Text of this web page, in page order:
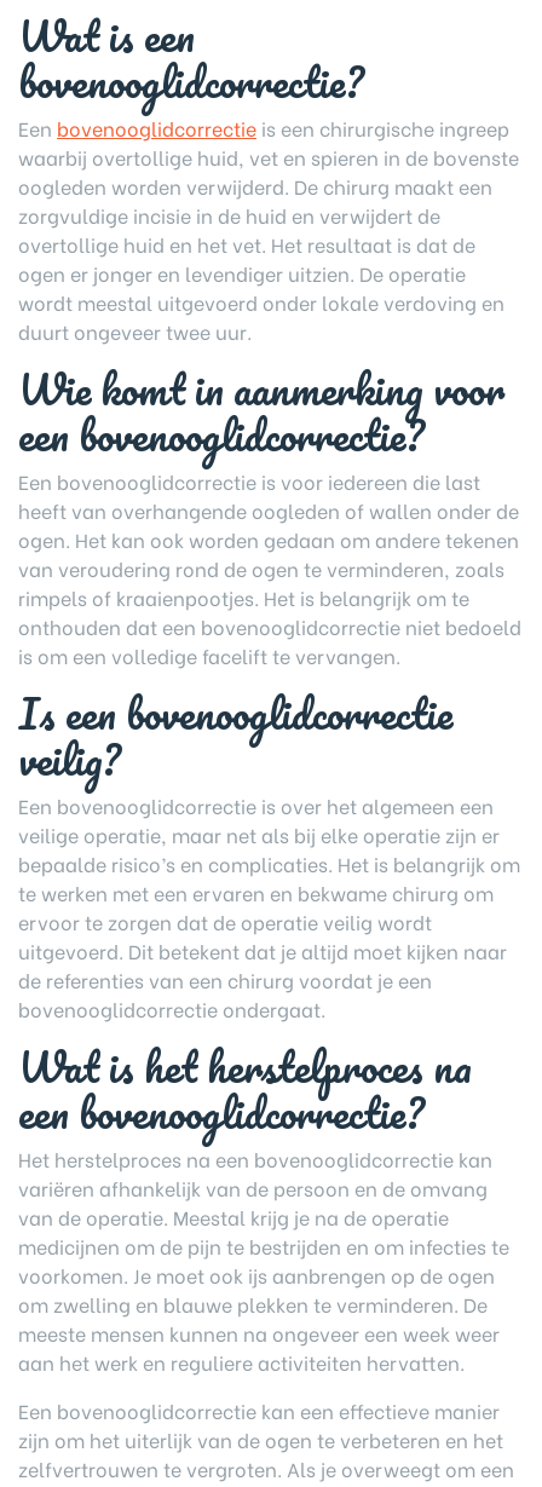
Wat is een
bovenooglidcorrectie?
Een bovenooglidcorrectie is een chirurgische ingreep
waarbij overtollige huid, vet en spieren in de bovenste
oogleden worden verwijderd. De chirurg maakt een
zorgvuldige incisie in de huid en verwijdert de
overtollige huid en het vet. Het resultaat is dat de
ogen er jonger en levendiger uitzien. De operatie
wordt meestal uitgevoerd onder lokale verdoving en
duurt ongeveer twee uur.
Wie komt in aanmerking voor
een bovenooglidcorrectie?
Een bovenooglidcorrectie is voor iedereen die last
heeft van overhangende oogleden of wallen onder de
ogen. Het kan ook worden gedaan om andere tekenen
van veroudering rond de ogen te verminderen, zoals
rimpels of kraaienpootjes. Het is belangrijk om te
onthouden dat een bovenooglidcorrectie niet bedoeld
is om een volledige facelift te vervangen.
Is een bovenooglidcorrectie
veilig?
Een bovenooglidcorrectie is over het algemeen een
veilige operatie, maar net als bij elke operatie zijn er
bepaalde risico’s en complicaties. Het is belangrijk om
te werken met een ervaren en bekwame chirurg om
ervoor te zorgen dat de operatie veilig wordt
uitgevoerd. Dit betekent dat je altijd moet kijken naar
de referenties van een chirurg voordat je een
bovenooglidcorrectie ondergaat.
Wat is het herstelproces na
een bovenooglidcorrectie?
Het herstelproces na een bovenooglidcorrectie kan
variëren afhankelijk van de persoon en de omvang
van de operatie. Meestal krijg je na de operatie
medicijnen om de pijn te bestrijden en om infecties te
voorkomen. Je moet ook ijs aanbrengen op de ogen
om zwelling en blauwe plekken te verminderen. De
meeste mensen kunnen na ongeveer een week weer
aan het werk en reguliere activiteiten hervatten.
Een bovenooglidcorrectie kan een effectieve manier
zijn om het uiterlijk van de ogen te verbeteren en het
zelfvertrouwen te vergroten. Als je overweegt om een